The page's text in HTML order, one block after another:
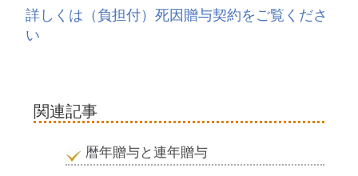
詳しくは（負担付）死因贈与契約をご覧くださ
い
関連記事
暦年贈与と連年贈与